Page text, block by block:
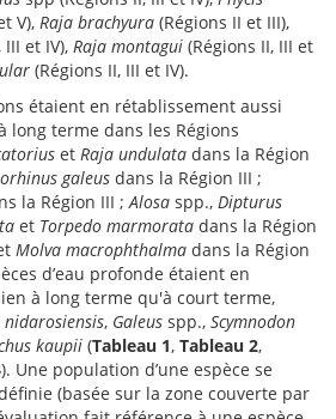
V), Raja brachyura (Régions II et III),
III et IV), Raja montagui (Régions II, III et
(Régions II, III et IV).
étaient en rétablissement aussi
long terme dans les Régions
et Raja undulata dans la Région
galeus dans la Région III ;
la Région III ; Alosa spp., Dipturus
et Torpedo marmorata dans la Région
Molva macrophthalma dans la Région
d’eau profonde étaient en
à long terme qu'à court terme,
, Galeus spp., Scymnodon
kaupii (Tableau 1, Tableau 2,
). Une population d’une espèce se
(basée sur la zone couverte par